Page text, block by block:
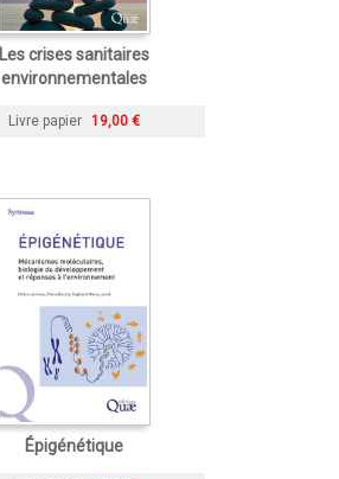
Les crises sanitaires
environnementales
Livre papier 19,00 €
Épigénétique